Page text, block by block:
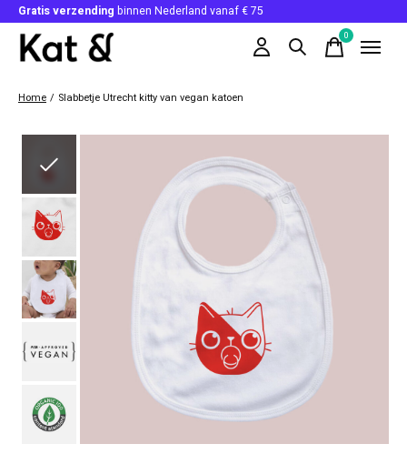
Gratis verzending binnen Nederland vanaf € 75
0items
Home / Slabbetje Utrecht kitty van vegan katoen